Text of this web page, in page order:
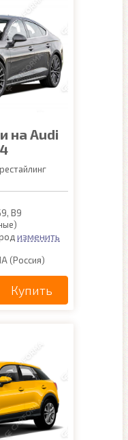
на Audi
В9
изменить
(Россия)
Купить